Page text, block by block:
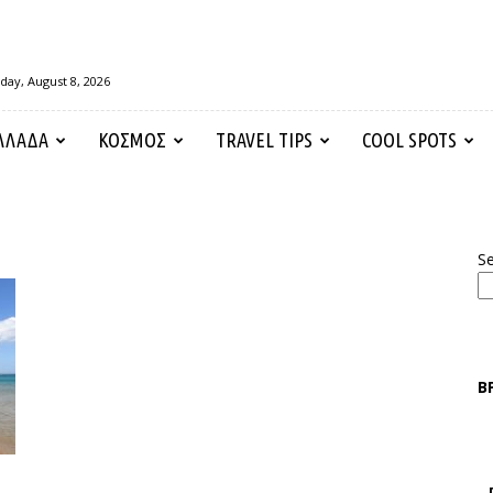
August 8, 2026
ΚΟΣΜΟΣ TRAVEL TIPS COOL SPOTS